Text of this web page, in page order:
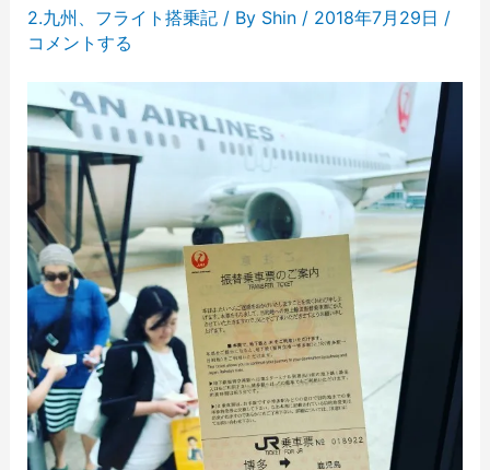
2.九州 フライト搭乗記/ By Shin / 2018年7月29日 /
コメントする